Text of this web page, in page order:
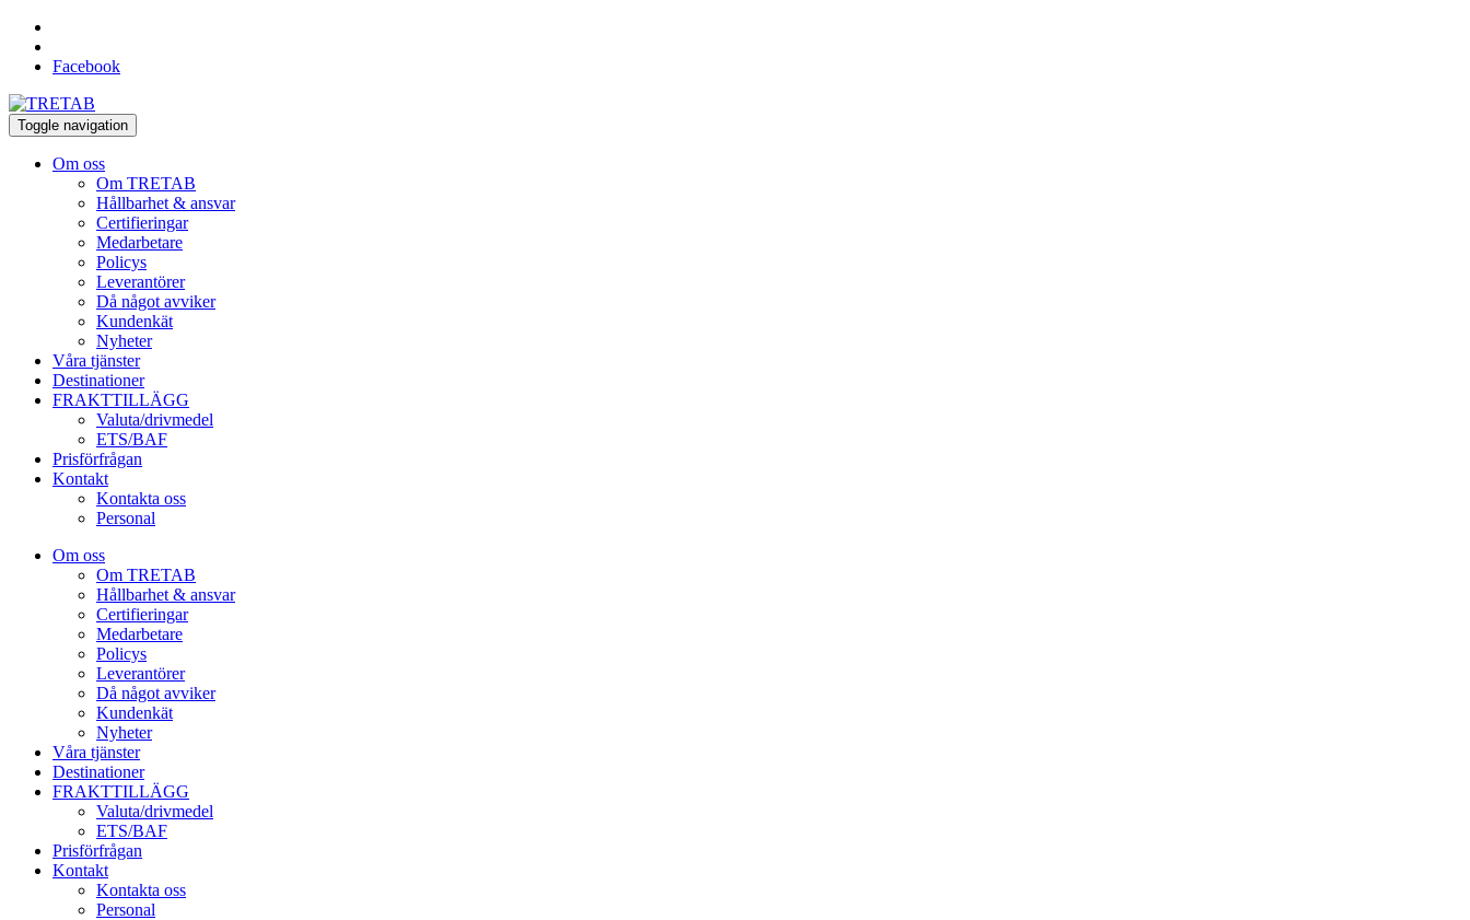
Facebook
Toggle navigation
Om oss
Om TRETAB
Hållbarhet & ansvar
Certifieringar
Medarbetare
Policys
Leverantörer
Då något avviker
Kundenkät
Nyheter
Våra tjänster
Destinationer
FRAKTTILLÄGG
Valuta/drivmedel
ETS/BAF
Prisförfrågan
Kontakt
Kontakta oss
Personal
Om oss
Om TRETAB
Hållbarhet & ansvar
Certifieringar
Medarbetare
Policys
Leverantörer
Då något avviker
Kundenkät
Nyheter
Våra tjänster
Destinationer
FRAKTTILLÄGG
Valuta/drivmedel
ETS/BAF
Prisförfrågan
Kontakt
Kontakta oss
Personal